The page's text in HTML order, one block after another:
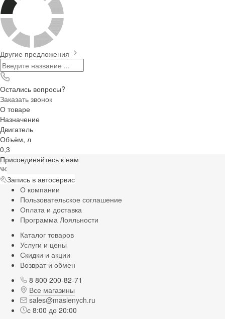
Другие предложения
Остались вопросы?
Заказать звонок
О товаре
Назначение
Двигатель
Объём, л
0,3
Присоединяйтесь к нам
Запись в автосервис
О компании
Пользовательское соглашение
Оплата и доставка
Программа Лояльности
Каталог товаров
Услуги и цены
Скидки и акции
Возврат и обмен
8 800 200-82-71
Все магазины
sales@maslenych.ru
с 8:00 до 20:00